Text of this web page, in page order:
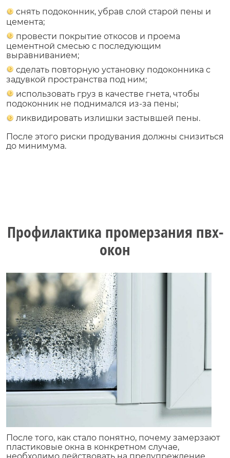
снять подоконник, убрав слой старой пены и
цемента;
провести покрытие откосов и проема
цементной смесью с последующим
выравниванием;
сделать повторную установку подоконника с
задувкой пространства под ним;
использовать груз в качестве гнета, чтобы
подоконник не поднимался из-за пены;
ликвидировать излишки застывшей пены.
После этого риски продувания должны снизиться
до минимума.
Профилактика промерзания пвх-
окон
После того, как стало понятно, почему замерзают
пластиковые окна в конкретном случае,
необходимо действовать на предупреждение.